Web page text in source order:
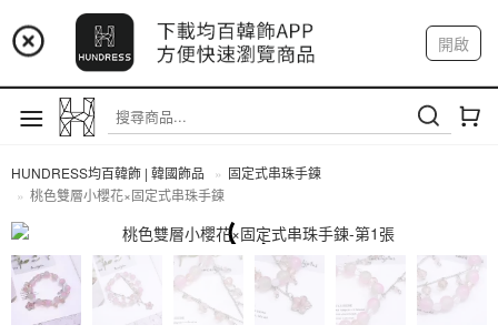
📢 市集預告：9/4-9/6 淡水捷運站
📢 市集預告：9/12-9/13 八里海巡基地
📢 市集預告：8/22-8/23 桃園青埔置地廣場
開啟
註冊 我的帳戶
HUNDRESS均百韓飾 | 韓國飾品
固定式串珠手鍊
桃色雙層小櫻花×固定式串珠手鍊
固定式串珠手鍊